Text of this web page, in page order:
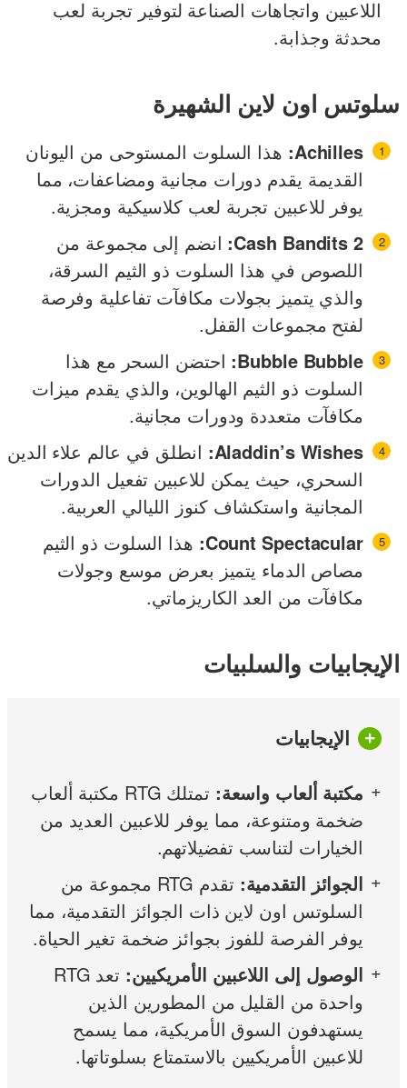
اللاعبين واتجاهات الصناعة لتوفير تجربة لعب
محدثة وجذابة.
سلوتس اون لاين الشهيرة
Achilles: هذا السلوت المستوحى من اليونان
القديمة يقدم دورات مجانية ومضاعفات، مما
يوفر للاعبين تجربة لعب كلاسيكية ومجزية.
Cash Bandits 2: انضم إلى مجموعة من
اللصوص في هذا السلوت ذو الثيم السرقة،
والذي يتميز بجولات مكافآت تفاعلية وفرصة
لفتح مجموعات القفل.
Bubble Bubble: احتضن السحر مع هذا
السلوت ذو الثيم الهالوين، والذي يقدم ميزات
مكافآت متعددة ودورات مجانية.
Aladdin’s Wishes: انطلق في عالم علاء الدين
السحري، حيث يمكن للاعبين تفعيل الدورات
المجانية واستكشاف كنوز الليالي العربية.
Count Spectacular: هذا السلوت ذو الثيم
مصاص الدماء يتميز بعرض موسع وجولات
مكافآت من العد الكاريزماتي.
الإيجابيات والسلبيات
الإيجابيات
مكتبة ألعاب واسعة:
تمتلك RTG مكتبة ألعاب
ضخمة ومتنوعة، مما يوفر للاعبين العديد من
الخيارات لتناسب تفضيلاتهم.
الجوائز التقدمية:
تقدم RTG مجموعة من
السلوتس اون لاين ذات الجوائز التقدمية، مما
يوفر الفرصة للفوز بجوائز ضخمة تغير الحياة.
الوصول إلى اللاعبين الأمريكيين:
تعد RTG
واحدة من القليل من المطورين الذين
يستهدفون السوق الأمريكية، مما يسمح
للاعبين الأمريكيين بالاستمتاع بسلوتاتها.